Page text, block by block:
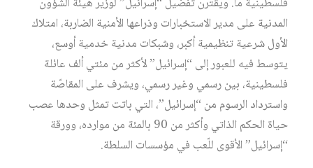
المدنية على مدير الاستخبارات وذراعها الأمنية الضاربة، امتلاك
الأول شرعية تنظيمية أكبر، وشبكات مدنية خدمية أوسع،
يتوسط فيه للعبور إلى “إسرائيل” لأكثر من مئتي ألف عائلة
فلسطينية، بين رسمي وغير رسمي، ويشرف على المقاصّة
واسترداد الرسوم من “إسرائيل”، التي باتت تمثل وحدها عصب
حياة الحكم الذاتي وأكثر من 90 بالمئة من موارده، وورقة
“إسرائيل” الأقوى للّعب في مؤسسات السلطة.